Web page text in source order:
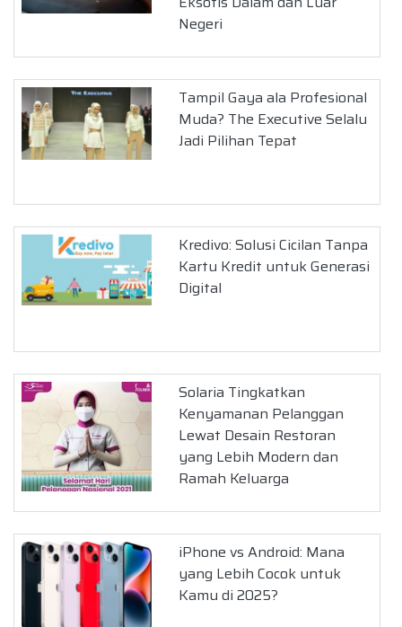
Negeri
Tampil Gaya ala Profesional
Muda? The Executive Selalu
Jadi Pilihan Tepat
Kredivo: Solusi Cicilan Tanpa
Kartu Kredit untuk Generasi
Digital
Solaria Tingkatkan
Kenyamanan Pelanggan
Lewat Desain Restoran
yang Lebih Modern dan
Ramah Keluarga
iPhone vs Android: Mana
yang Lebih Cocok untuk
Kamu di 2025?